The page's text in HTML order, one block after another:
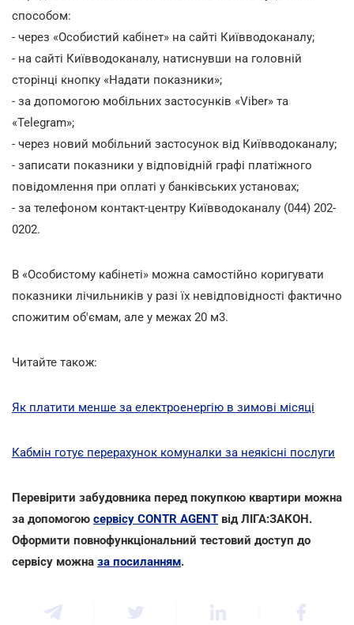
способом:
- через «Особистий кабінет» на сайті Київводоканалу;
- на сайті Київводоканалу, натиснувши на головній
сторінці кнопку «Надати показники»;
- за допомогою мобільних застосунків «Viber» та
«Telegram»;
- через новий мобільний застосунок від Київводоканалу;
- записати показники у відповідній графі платіжного
повідомлення при оплаті у банківських установах;
- за телефоном контакт-центру Київводоканалу (044) 202-
0202.
В «Особистому кабінеті» можна самостійно коригувати
показники лічильників у разі їх невідповідності фактично
спожитим об'ємам, але у межах 20 м3.
Читайте також:
Як платити менше за електроенергію в зимові місяці
Кабмін готує перерахунок комуналки за неякісні послуги
Перевірити забудовника перед покупкою квартири можна
за допомогою сервісу CONTR AGENT від ЛІГА:ЗАКОН.
Оформити повнофункціональний тестовий доступ до
сервісу можна за посиланням.